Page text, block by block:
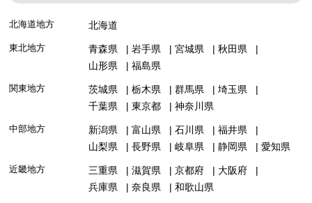
北海道地方 北海道
東北地方 青森県 岩手県 宮城県
秋田県
山形県
福島県
関東地方 茨城県 栃木県 群馬県
埼玉県
千葉県
東京都 神奈川県
中部地方 新潟県 富山県 石川県
福井県
山梨県
長野県 岐阜県 静岡県 愛知県
近畿地方 三重県 滋賀県 京都府
大阪府
兵庫県
奈良県 和歌山県